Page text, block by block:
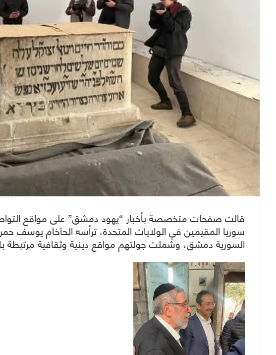
قالت صفحات متخصصة بأخبار “يهود دمشق” على مواقع
سوريا المقيمين في الولايات المتحدة، ترأسه الحاخام يوسف
السورية دمشق، وشملت جولتهم مواقع دينية وثقافية مرتبطة